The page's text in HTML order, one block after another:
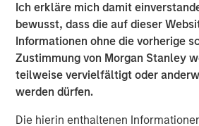
Ich erkläre mich damit
bewusst, dass die auf dieser
Informationen ohne die vorherige
Zustimmung von Morgan Stanley
teilweise vervielfältigt oder
werden dürfen.
Die hierin enthaltenen
and appreciate their confidence in
Bronstein, Chief Executive Officer of
“We share confidence in the
the Ole Miss campus market, in
invest with this latest acquisition.”